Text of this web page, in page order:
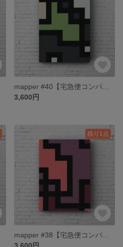
3,600円
残り1点
3,600円